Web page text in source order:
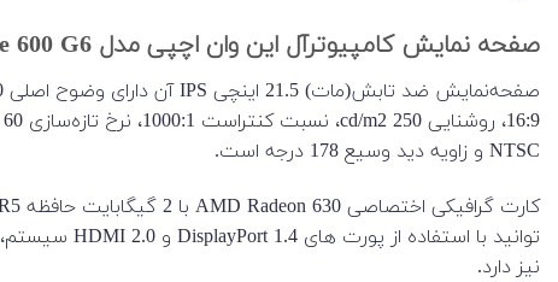
صفحه نمایش کامپیوترآل این وان اچپی مدل ProOne 600 G6
NTSC و زاویه دید وسیع 178 درجه است.
نیز دارد.